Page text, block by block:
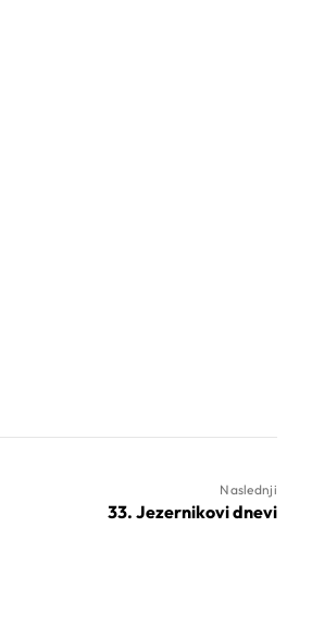
Naslednji
33. Jezernikovi dnevi